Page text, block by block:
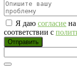
Я даю согласие
соответствии с
Отправить